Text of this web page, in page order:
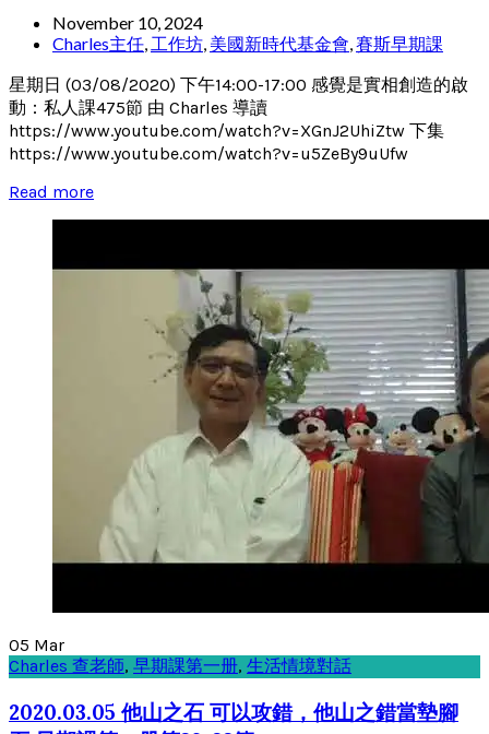
November 10, 2024
Charles主任, 工作坊, 美國新時代基金會,賽斯早期課
星期日 (03/08/2020) 下午14:00-17:00 感覺是實相創造的啟
動：私人課475節 由 Charles 導讀
https://www.youtube.com/watch?v=XGnJ2UhiZtw 下集
https://www.youtube.com/watch?v=u5ZeBy9uUfw
Read more
05 Mar
Charles 查老師, 早期課第一册, 生活情境對話
2020.03.05 他山之石 可以攻錯，他山之錯當墊腳